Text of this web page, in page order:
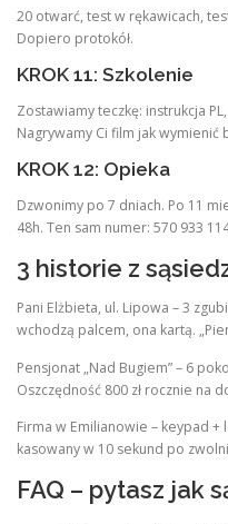
20 otwarć, test w rękawicach,
Dopiero protokół.
KROK 11: Szkolenie
Zostawiamy teczkę: instrukcja
Nagrywamy Ci film jak wymienić
KROK 12: Opieka
Dzwonimy po 7 dniach. Po 11
48h. Ten sam numer: 570 933
3 historie z
Pani Elżbieta, ul. Lipowa – 3
wchodzą palcem, ona kartą.
Pensjonat „Nad Bugiem” – 6
Oszczędność 800 zł rocznie na
Firma w Emilianowie – keypad +
kasowany w 10 sekund po
FAQ – pytasz jak